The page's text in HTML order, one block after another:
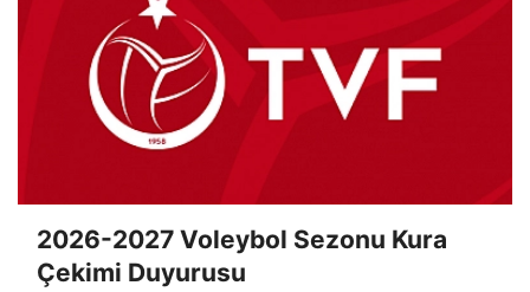
2026-2027 Voleybol Sezonu Kura
Çekimi Duyurusu